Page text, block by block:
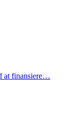
at finansiere…